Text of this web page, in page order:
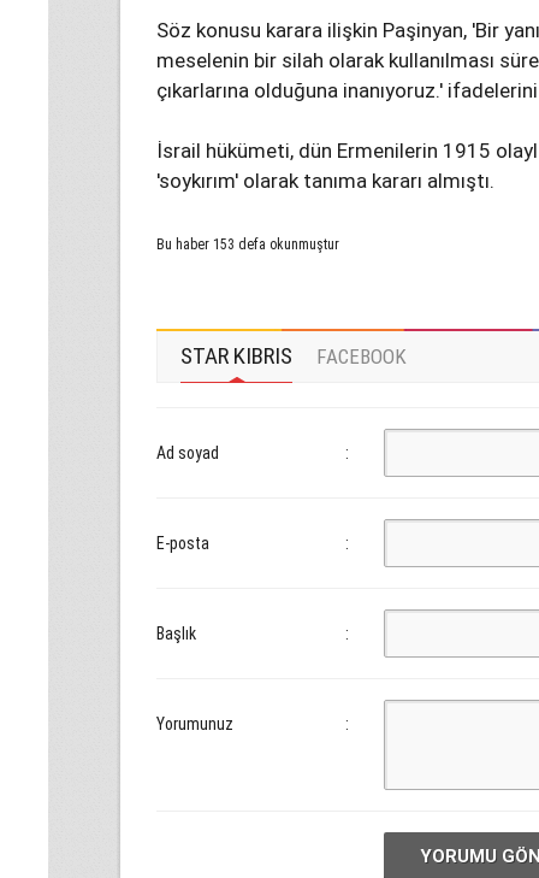
Söz konusu karara ilişkin Paşinyan, 'Bir
meselenin bir silah olarak kullanılması
çıkarlarına olduğuna inanıyoruz.'
İsrail hükümeti, dün Ermenilerin 1915
'soykırım' olarak tanıma kararı almıştı.
Bu haber 153 defa okunmuştur
STAR KIBRIS FACEBOOK
Ad soyad :
E-posta :
Başlık :
Yorumunuz :
YORUMU